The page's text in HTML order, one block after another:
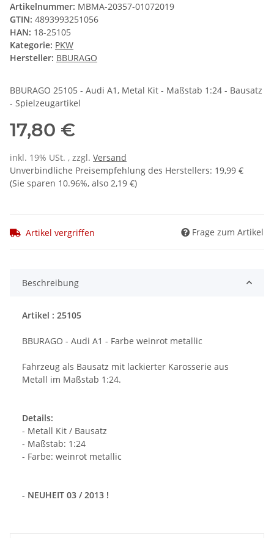
Artikelnummer: MBMA-20357-01072019
GTIN: 4893993251056
HAN: 18-25105
Kategorie: PKW
Hersteller: BBURAGO
BBURAGO 25105 - Audi A1, Metal Kit - Maßstab 1:24 - Bausatz
- Spielzeugartikel
17,80 €
inkl. 19% USt. , zzgl. Versand
Unverbindliche Preisempfehlung des Herstellers: 19,99 €
(Sie sparen 10.96%, also 2,19 €)
Artikel vergriffen Frage zum Artikel
Beschreibung
Artikel : 25105
BBURAGO - Audi A1 - Farbe weinrot metallic
Fahrzeug als Bausatz mit lackierter Karosserie aus
Metall im Maßstab 1:24.
Details:
- Metall Kit / Bausatz
- Maßstab: 1:24
- Farbe: weinrot metallic
- NEUHEIT 03 / 2013 !